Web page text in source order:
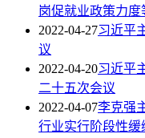
岗促就业政策力度
2022-04-27习近平
议
2022-04-20习近平
二十五次会议
2022-04-07李克强
行业实行阶段性